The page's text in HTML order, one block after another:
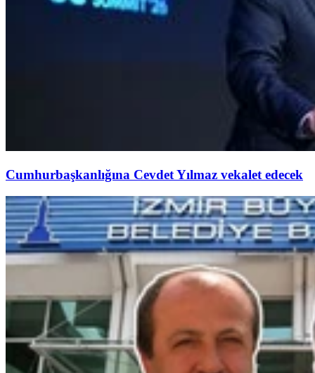
Cumhurbaşkanlığına Cevdet Yılmaz vekalet edecek